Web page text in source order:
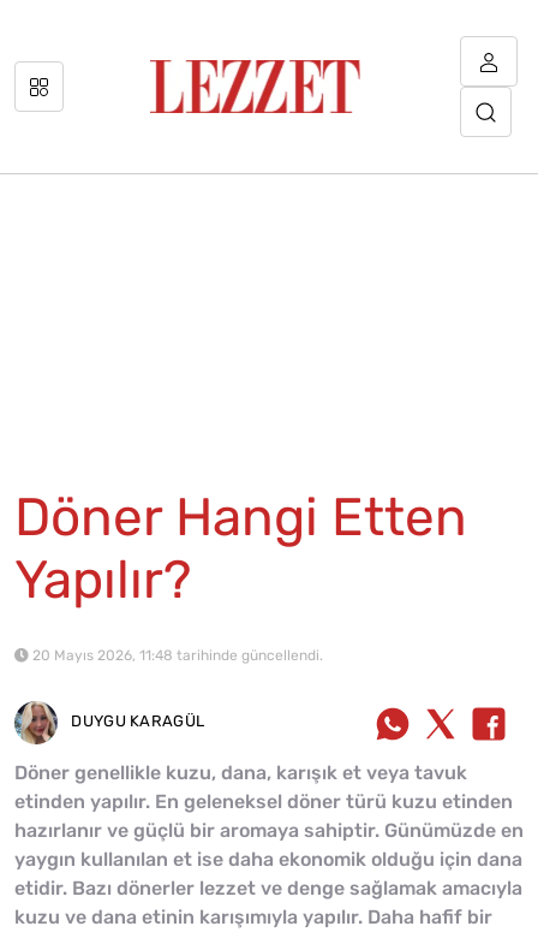
Döner Hangi Etten
Yapılır?
20 Mayıs 2026, 11:48 tarihinde güncellendi.
DUYGU KARAGÜL
Döner genellikle kuzu, dana, karışık et veya tavuk
etinden yapılır. En geleneksel döner türü kuzu etinden
hazırlanır ve güçlü bir aromaya sahiptir. Günümüzde en
yaygın kullanılan et ise daha ekonomik olduğu için dana
etidir. Bazı dönerler lezzet ve denge sağlamak amacıyla
kuzu ve dana etinin karışımıyla yapılır. Daha hafif bir